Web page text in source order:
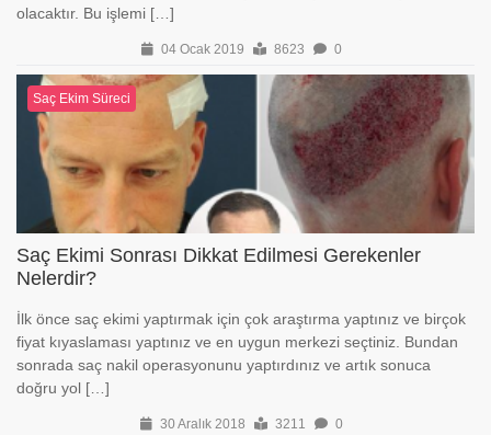
olacaktır. Bu işlemi […]
04 Ocak 2019 8623 0
Saç Ekim Süreci
Saç Ekimi Sonrası Dikkat Edilmesi Gerekenler
Nelerdir?
İlk önce saç ekimi yaptırmak için çok araştırma yaptınız ve birçok
fiyat kıyaslaması yaptınız ve en uygun merkezi seçtiniz. Bundan
sonrada saç nakil operasyonunu yaptırdınız ve artık sonuca
doğru yol […]
30 Aralık 2018 3211 0